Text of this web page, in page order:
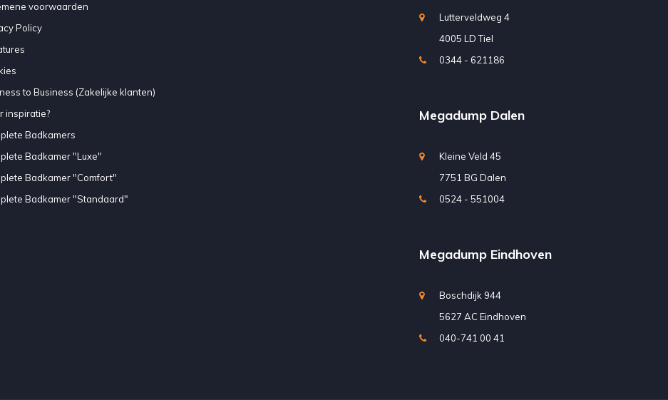
voorwaarden
Policy
to Business (Zakelijke klanten)
inspiratie?
Badkamers
Badkamer "Luxe"
Badkamer "Comfort"
Badkamer "Standaard"
Lutterveldweg 4
4005 LD Tiel
0344 - 621186
Megadump Dalen
Kleine Veld 45
7751 BG Dalen
0524 - 551004
Megadump Eindhoven
Boschdijk 944
5627 AC Eindhoven
040-741 00 41